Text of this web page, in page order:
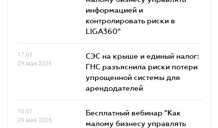
информацией и
контролировать риски в
LIGA360"
17.03
29 мая 2026
СЭС на крыше и единый налог:
ГНС разъяснила риски потери
упрощенной системы для
арендодателей
10.07
29 мая 2026
Бесплатный вебинар "Как
малому бизнесу управлять